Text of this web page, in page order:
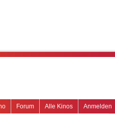
Anmelden
Alle Kinos
Forum